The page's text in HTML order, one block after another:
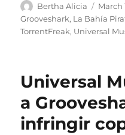
Author
Bertha Alicia
Posted
on
March
Grooveshark, La Bahía
TorrentFreak, Universal
Universal
a
infringir